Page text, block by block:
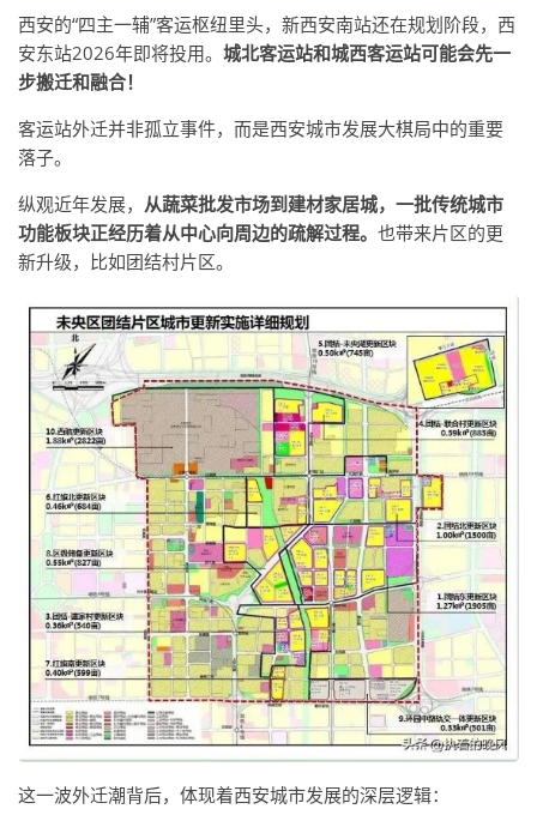
西安的“四主一辅”客运枢纽里头，新西安南站还在规划阶段，西
安东站2026年即将投用。 城北客运站和城西客运站可能会先一
步搬迁和融合！
客运站外迁并非孤立事件，而是西安城市发展大棋局中的重要
落子。
纵观近年发展， 从蔬菜批发市场到建材家居城，一批传统城市
功能板块正经历着从中心向周边的疏解过程。 也带来片区的更
新升级，比如团结村片区。
这一波外迁潮背后，体现着西安城市发展的深层逻辑：